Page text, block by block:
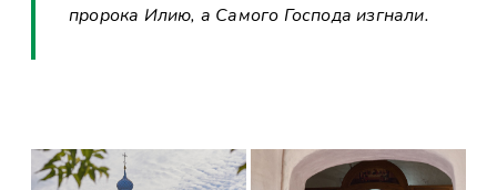
пророка Илию, а Самого Господа изгнали.